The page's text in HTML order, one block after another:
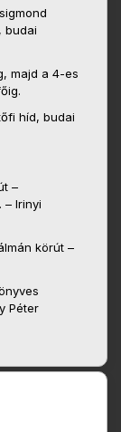
budai
majd a 4-es
híd, budai
–
– Irinyi
körút –
Péter